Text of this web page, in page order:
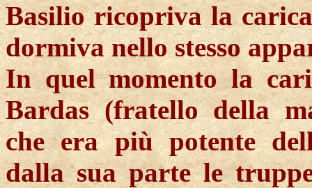
Basilio ricopriva la
dormiva nello stesso
In quel momento la
Bardas (fratello della
che era più potente
dalla sua parte le